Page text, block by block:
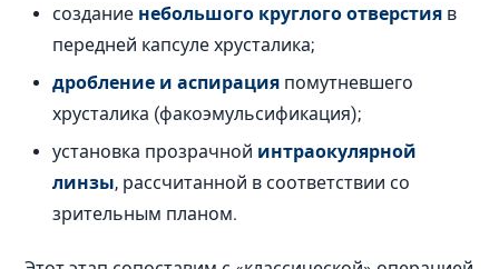
создание небольшого круглого отверстия в
передней капсуле хрусталика;
дробление и аспирация помутневшего
хрусталика (факоэмульсификация);
установка прозрачной интраокулярной
линзы, рассчитанной в соответствии со
зрительным планом.